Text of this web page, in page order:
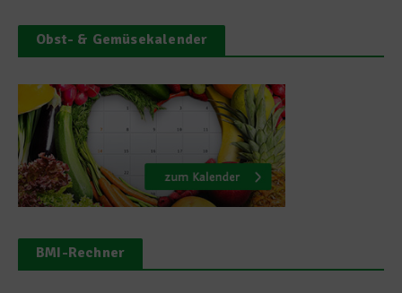
Obst- & Gemüsekalender
BMI-Rechner